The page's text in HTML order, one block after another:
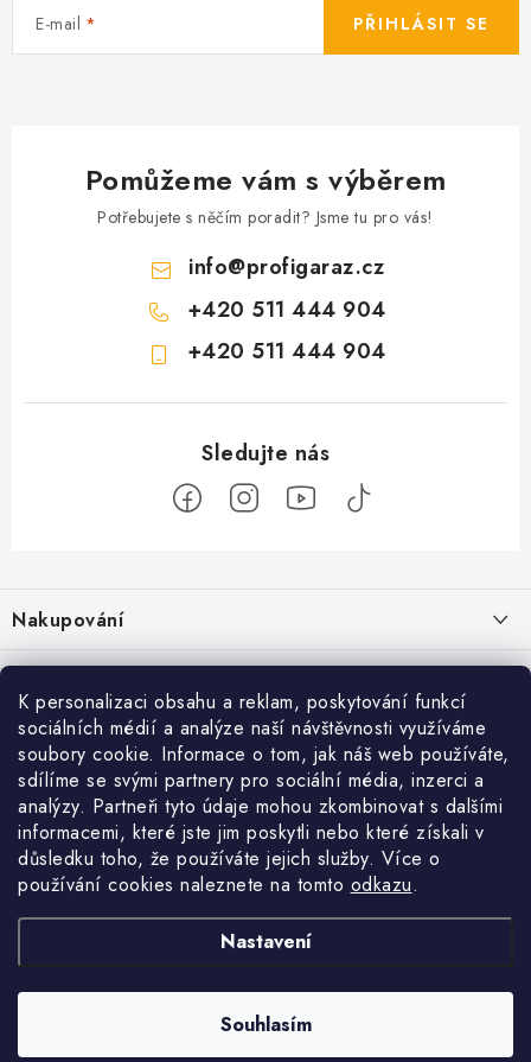
K personalizaci obsahu a reklam, poskytování funkcí
sociálních médií a analýze naší návštěvnosti využíváme
soubory cookie. Informace o tom, jak náš web používáte,
sdílíme se svými partnery pro sociální média, inzerci a
analýzy. Partneři tyto údaje mohou zkombinovat s dalšími
informacemi, které jste jim poskytli nebo které získali v
důsledku toho, že používáte jejich služby. Více o
používání cookies naleznete na tomto odkazu.
Nastavení
Souhlasím
E-mail PŘIHLÁSIT SE
Pomůžeme vám s výběrem
Potřebujete s něčím poradit? Jsme tu pro vás!
info@profigaraz.cz
+420 511 444 904
+420 511 444 904
p
a
Nakupování
Jak nakupovat
Obchodní podmínky
Doprava a platba
Cookies
Ochrana osobních údajú
Jak funguje Zásilkovna?
Reklamace / vrácení zboží
Použití Dárkové poukázky
O nás
Kontakty
Příběh Profigaráže
Showroom Prešov
Služby
Velkoobchod Profigaráž.sk Zboží.cz Heureka.cz
Profigaraz.cz. Všechna práva vyhrazena.